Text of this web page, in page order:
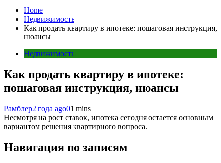
Home
Недвижимость
Как продать квартиру в ипотеке: пошаговая инструкция,
нюансы
Недвижимость
Как продать квартиру в ипотеке:
пошаговая инструкция, нюансы
Рамблер2 года ago01 mins
Несмотря на рост ставок, ипотека сегодня остается основным
вариантом решения квартирного вопроса.
Навигация по записям